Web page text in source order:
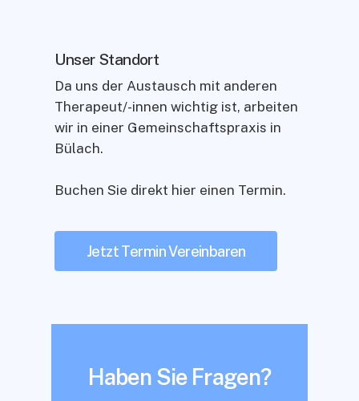
Unser Standort
Da uns der Austausch mit anderen
Therapeut/-innen wichtig ist, arbeiten
wir in einer Gemeinschaftspraxis in
Bülach.
Buchen Sie direkt hier einen Termin.
Jetzt Termin Vereinbaren
Haben Sie Fragen?